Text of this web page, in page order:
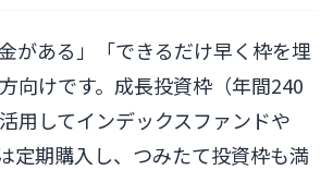
がある」「できるだけ早く枠を埋
向けです。成長投資枠（年間240
用してインデックスファンドや
定期購入し、つみたて投資枠も満